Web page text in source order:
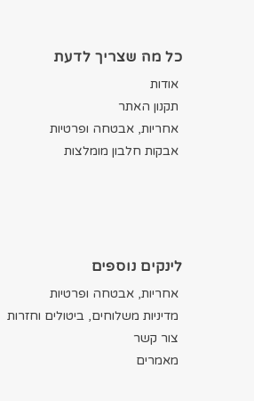
כל מה שצריך לדעת
אודות
תקנון האתר
אחריות, אבטחה ופרטיות
אבקות חלבון מומלצות
לינקים נוספים
אחריות, אבטחה ופרטיות
מדיניות משלוחים, ביטולים וחזרות
צור קשר
מאמרים